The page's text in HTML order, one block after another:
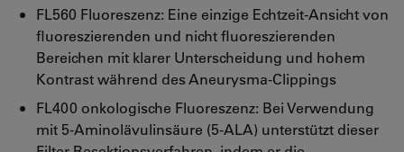
FL560 Fluoreszenz: Eine einzige Echtzeit-Ansicht von
fluoreszierenden und nicht fluoreszierenden
Bereichen mit klarer Unterscheidung und hohem
Kontrast während des Aneurysma-Clippings
FL400 onkologische Fluoreszenz: Bei Verwendung
mit 5-Aminolävulinsäure (5-ALA) unterstützt dieser